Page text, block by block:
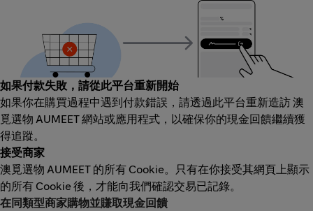
如果付款失敗，請從此平台重新開始
如果你在購買過程中遇到付款錯誤，請透過此平台重新造訪 澳
覓選物 AUMEET 網站或應用程式，以確保你的現金回饋繼續獲
得追蹤。
接受商家
澳覓選物 AUMEET 的所有 Cookie。只有在你接受其網頁上顯示
的所有 Cookie 後，才能向我們確認交易已記錄。
在同類型商家購物並賺取現金回饋